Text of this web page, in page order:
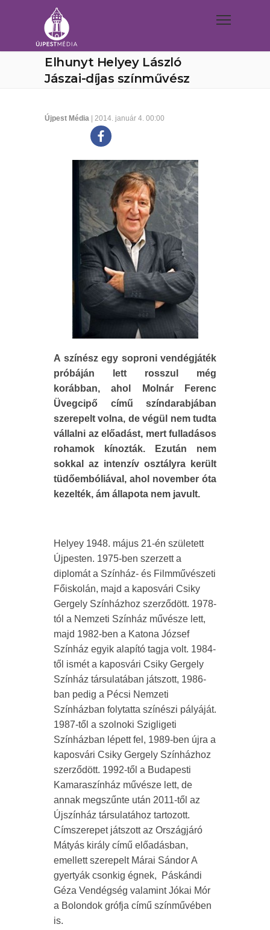
Elhunyt Helyey László
Jászai-díjas színművész
Újpest Média | 2014. január 4. 00:00
A színész egy soproni vendégjáték
próbáján lett rosszul még
korábban, ahol Molnár Ferenc
Üvegcipő című színdarabjában
szerepelt volna, de végül nem tudta
vállalni az előadást, mert fulladásos
rohamok kínozták. Ezután nem
sokkal az intenzív osztályra került
tüdőembóliával, ahol november óta
kezelték, ám állapota nem javult.
Helyey 1948. május 21-én született
Újpesten. 1975-ben szerzett a
diplomát a Színház- és Filmművészeti
Főiskolán, majd a kaposvári Csiky
Gergely Színházhoz szerződött. 1978-
tól a Nemzeti Színház művésze lett,
majd 1982-ben a Katona József
Színház egyik alapító tagja volt. 1984-
től ismét a kaposvári Csiky Gergely
Színház társulatában játszott, 1986-
ban pedig a Pécsi Nemzeti
Színházban folytatta színészi pályáját.
1987-től a szolnoki Szigligeti
Színházban lépett fel, 1989-ben újra a
kaposvári Csiky Gergely Színházhoz
szerződött. 1992-től a Budapesti
Kamaraszínház művésze lett, de
annak megszűnte után 2011-től az
Újszínház társulatához tartozott.
Címszerepet játszott az Országjáró
Mátyás király című előadásban,
emellett szerepelt Márai Sándor A
gyertyák csonkig égnek, Páskándi
Géza Vendégség valamint Jókai Mór
a Bolondok grófja című színművében
is.